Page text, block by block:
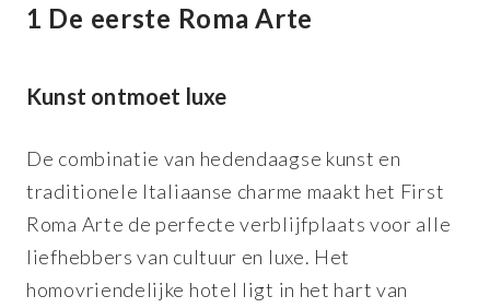
1 De eerste Roma Arte
Kunst ontmoet luxe
De combinatie van hedendaagse kunst en
traditionele Italiaanse charme maakt het First
Roma Arte de perfecte verblijfplaats voor alle
liefhebbers van cultuur en luxe. Het
homovriendelijke hotel ligt in het hart van